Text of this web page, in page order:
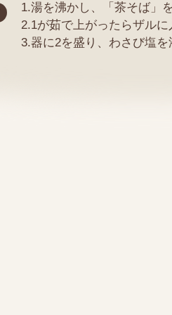
1.湯を沸かし、「茶そば」
2.1が茹で上がったらザル
3.器に2を盛り、わさび塩を